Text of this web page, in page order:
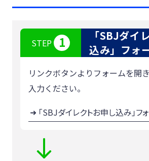
STEP 1
「SBJダイ
込み」フォ
リンクボタンよりフォームを開
入力ください。
「SBJダイレクトお申し込み」フ